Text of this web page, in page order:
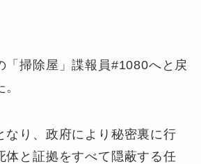
「掃除屋」諜報員#1080へと戻
なり、政府により秘密裏に行
体と証拠をすべて隠蔽する任